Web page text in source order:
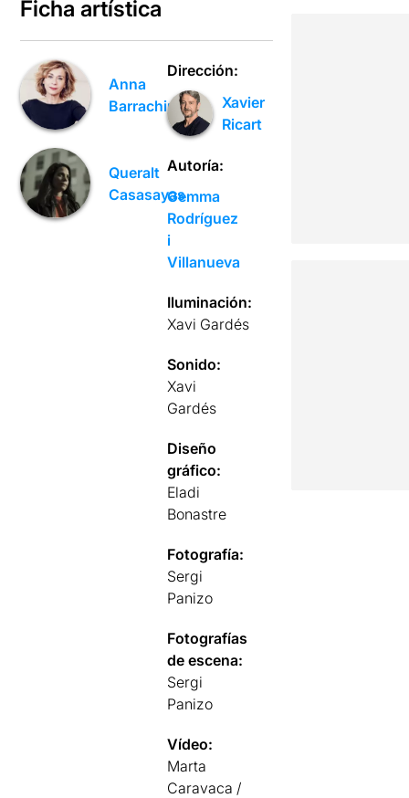
Ficha artística
Anna
Barrachina
Queralt
Casasayas
Dirección:
Xavier
Ricart
Autoría:
Gemma
Rodríguez
i
Villanueva
Iluminación:
Xavi Gardés
Sonido:
Xavi
Gardés
Diseño
gráfico:
Eladi
Bonastre
Fotografía:
Sergi
Panizo
Fotografías
de escena:
Sergi
Panizo
Vídeo:
Marta
Caravaca /